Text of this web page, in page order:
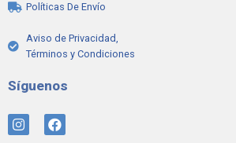
Políticas De Envío
Aviso de Privacidad,
Términos y Condiciones
Síguenos
I
n
F
a